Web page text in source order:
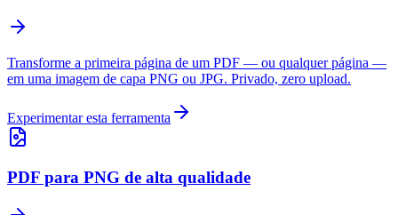
Transforme a primeira página de um PDF — ou qualquer página —
em uma imagem de capa PNG ou JPG. Privado, zero upload.
Experimentar esta ferramenta
PDF para PNG de alta qualidade